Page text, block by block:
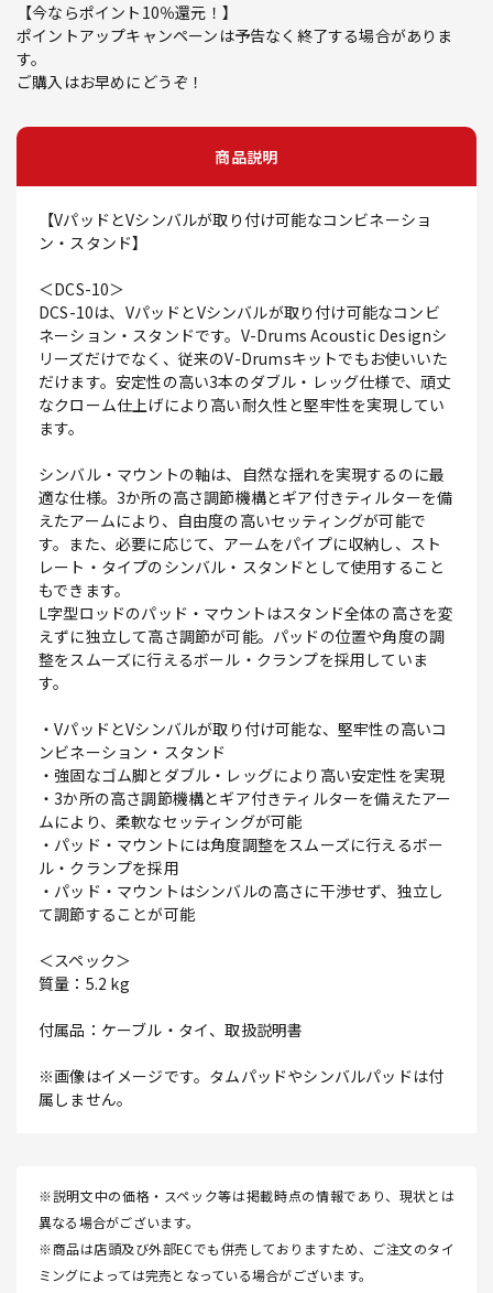
【今ならポイント10％還元！】
ポイントアップキャンペーンは予告なく終了する場合がありま
す。
ご購入はお早めにどうぞ！
商品説明
【VパッドとVシンバルが取り付け可能なコンビネーショ
ン・スタンド】
＜DCS-10＞
DCS-10は、VパッドとVシンバルが取り付け可能なコンビ
ネーション・スタンドです。V-Drums Acoustic Designシ
リーズだけでなく、従来のV-Drumsキットでもお使いいた
だけます。安定性の高い3本のダブル・レッグ仕様で、頑丈
なクローム仕上げにより高い耐久性と堅牢性を実現してい
ます。
シンバル・マウントの軸は、自然な揺れを実現するのに最
適な仕様。3か所の高さ調節機構とギア付きティルターを備
えたアームにより、自由度の高いセッティングが可能で
す。また、必要に応じて、アームをパイプに収納し、スト
レート・タイプのシンバル・スタンドとして使用すること
もできます。
L字型ロッドのパッド・マウントはスタンド全体の高さを変
えずに独立して高さ調節が可能。パッドの位置や角度の調
整をスムーズに行えるボール・クランプを採用していま
す。
・VパッドとVシンバルが取り付け可能な、堅牢性の高いコ
ンビネーション・スタンド
・強固なゴム脚とダブル・レッグにより高い安定性を実現
・3か所の高さ調節機構とギア付きティルターを備えたアー
ムにより、柔軟なセッティングが可能
・パッド・マウントには角度調整をスムーズに行えるボー
ル・クランプを採用
・パッド・マウントはシンバルの高さに干渉せず、独立し
て調節することが可能
＜スペック＞
質量：5.2 kg
付属品：ケーブル・タイ、取扱説明書
※画像はイメージです。タムパッドやシンバルパッドは付
属しません。
※説明文中の価格・スペック等は掲載時点の情報であり、現状とは
異なる場合がございます。
※商品は店頭及び外部ECでも併売しておりますため、ご注文のタイ
ミングによっては完売となっている場合がございます。